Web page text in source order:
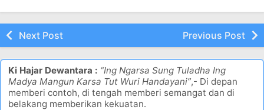
Next Post Previous Post
Ki Hajar Dewantara : “Ing Ngarsa Sung Tuladha Ing
Madya Mangun Karsa Tut Wuri Handayani”,- Di depan
memberi contoh, di tengah memberi semangat dan di
belakang memberikan kekuatan.